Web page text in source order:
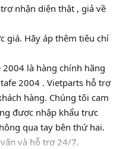
nhận diện thật , giả về
giá. Hãy áp thêm tiêu chí
là hàng chính hãng
2004 . Vietparts hỗ trợ
hàng. Chúng tôi cam
được nhập khẩu trực
qua tay bên thứ hai.
và hỗ trợ 24/7.